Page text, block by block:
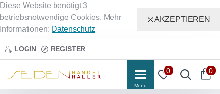
Diese Website benötigt 3
betriebsnotwendige Cookies. Mehr
Informationen: Datenschutz
AKZEPTIEREN
LOGIN REGISTER
0 0